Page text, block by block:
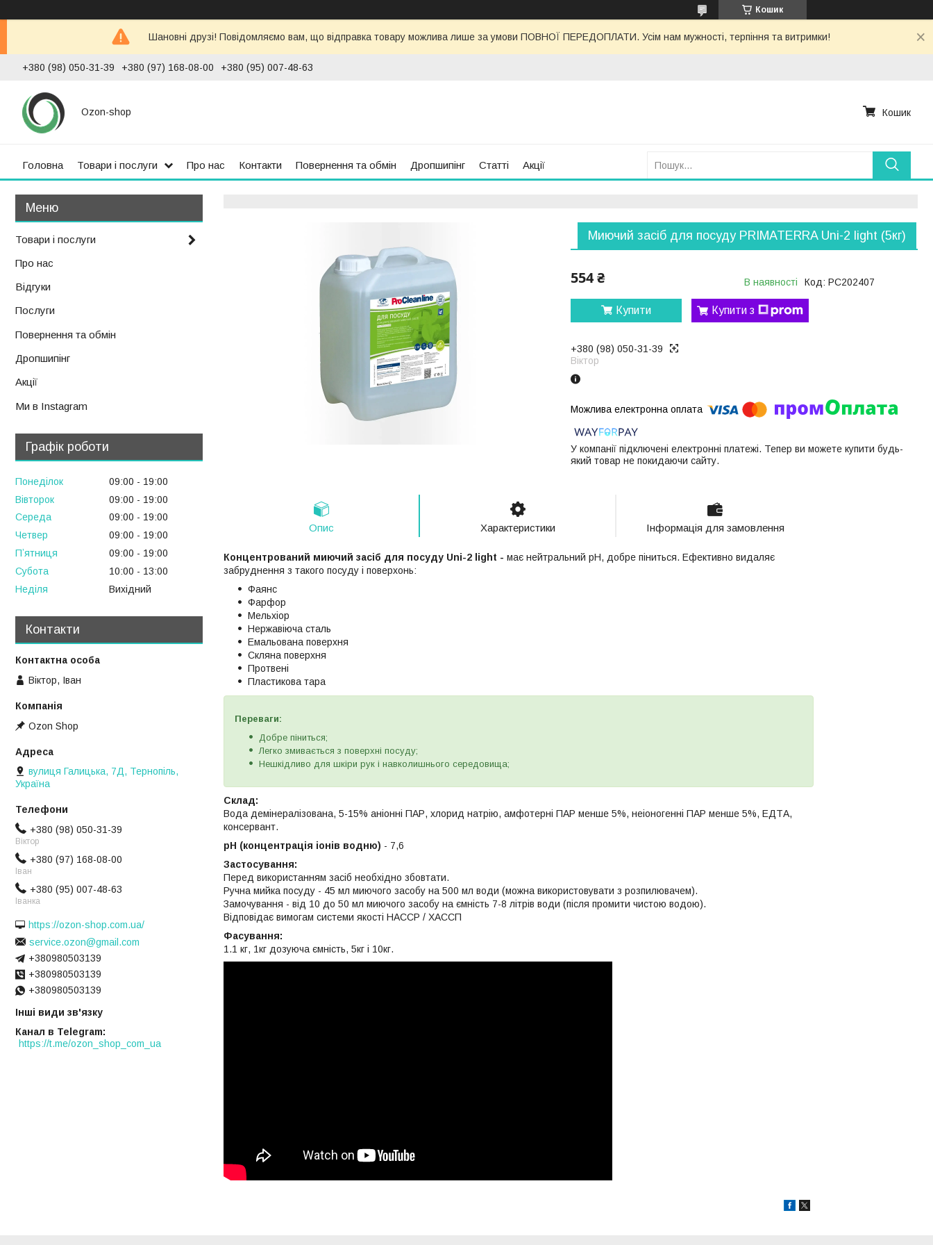
Кошик
Шановні друзі! Повідомляємо вам, що відправка товару можлива лише за умови ПОВНОЇ ПЕРЕДОПЛАТИ. Усім нам мужності, терпіння та витримки!
+380 (98) 050-31-39 +380 (97) 168-08-00 +380 (95) 007-48-63
Ozon-shop Кошик
Головна Товари і послуги Про нас Контакти Повернення та обмін Дропшипінг Статті Акції
Миючий засіб для посуду PRIMATERRA Uni-2 light (5кг)
554 ₴ В наявності Код: PC202407
Купити Купити з
+380 (98) 050-31-39
Віктор
У компанії підключені електронні платежі. Тепер ви можете купити будь-
який товар не покидаючи сайту.
Опис Характеристики Інформація для замовлення
Концентрований миючий засіб для посуду Uni-2 light - має нейтральний рН, добре піниться. Ефективно видаляє
забруднення з такого посуду і поверхонь:
Фаянс
Фарфор
Мельхіор
Нержавіюча сталь
Емальована поверхня
Скляна поверхня
Протвені
Пластикова тара
Переваги:
Добре піниться;
Легко змивається з поверхні посуду;
Нешкідливо для шкіри рук і навколишнього середовища;
Склад:
Вода демінералізована, 5-15% аніонні ПАР, хлорид натрію, амфотерні ПАР менше 5%, неіоногенні ПАР менше 5%, ЕДТА,
консервант.
рН (концентрація іонів водню) - 7,6
Застосування:
Перед використанням засіб необхідно збовтати.
Ручна мийка посуду - 45 мл миючого засобу на 500 мл води (можна використовувати з розпилювачем).
Замочування - від 10 до 50 мл миючого засобу на ємність 7-8 літрів води (після промити чистою водою).
Відповідає вимогам системи якості HACCP / ХАССП
Фасування:
1.1 кг, 1кг дозуюча ємність, 5кг і 10кг.
Товари і послуги
Про нас
Відгуки
Послуги
Повернення та обмін
Дропшипінг
Акції
Ми в Instagram
Графік роботи
Понеділок 09:00
19:00
Вівторок
09:00
19:00
Середа
09:00
19:00
Четвер
09:00
19:00
Пʼятниця
09:00
19:00
Субота
10:00
13:00
Неділя
Вихідний
Контакти
Віктор, Іван
Ozon Shop
вулиця Галицька, 7Д, Тернопіль,
Україна
+380 (98) 050-31-39
Віктор
+380 (97) 168-08-00
Іван
+380 (95) 007-48-63
Іванка
https://ozon-shop.com.ua/
service.ozon@gmail.com
+380980503139
+380980503139
+380980503139
Інші види зв'язку
Канал в Telegram
https://t.me/ozon_shop_com_ua